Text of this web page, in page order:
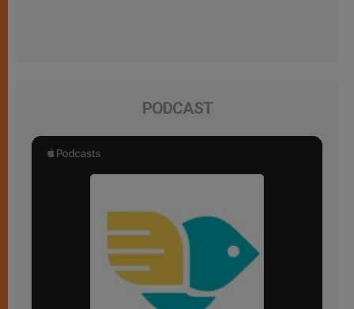
PODCAST